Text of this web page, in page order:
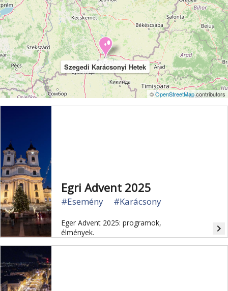
Vértes Veszprém Világörökség Visegrád
Vízesés Zala Zemplén Zselic
Szegedi Karácsonyi Hetek
©OpenStreetMapcontributors
Egri Advent 2025
#Esemény #Karácsony
Eger Advent 2025: programok,
élmények.
navigate_next